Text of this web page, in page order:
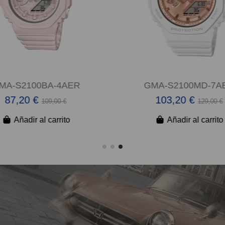
S2100BA-4AER
87,20 € 109,00 €
Añadir al carrito
GMA-S2100MD-
103,20 € 129,00 €
Añadir al carrito